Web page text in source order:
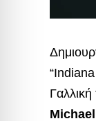
Γαλλική